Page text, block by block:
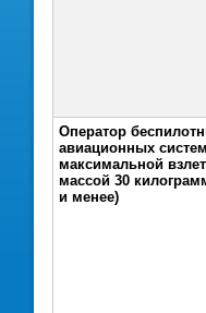
Оператор
авиационных
максимальной
массой 30
и менее)